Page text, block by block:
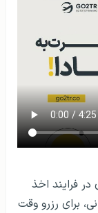
فرایند اخذ
برای رزرو وقت